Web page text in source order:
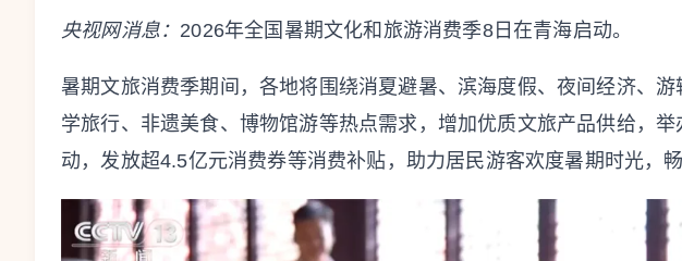
央视网消息： 2026年全国暑期文化和旅游消费季8日在青海启动。
暑期文旅消费季期间，各地将围绕消夏避暑、滨海度假、夜间经济、
学旅行、非遗美食、博物馆游等热点需求，增加优质文旅产品供给，
动，发放超4.5亿元消费券等消费补贴，助力居民游客欢度暑期时光，畅